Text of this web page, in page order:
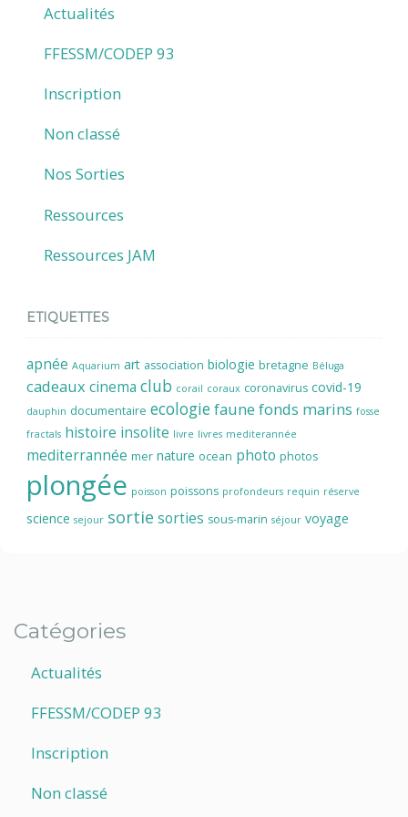
Actualités
FFESSM/CODEP 93
Inscription
Non classé
Nos Sorties
Ressources
Ressources JAM
ETIQUETTES
apnée Aquarium art association biologie bretagne Béluga
cadeaux cinema club corail coraux coronavirus covid-19
dauphin documentaire ecologiefaune fonds marins fosse
fractals histoire insolite livre livres mediterannée
mediterrannée mer nature ocean photo photos
plongée poisson poissons profondeurs requin réserve
science sejour sortie sorties sous-marin séjour voyage
Catégories
Actualités
FFESSM/CODEP 93
Inscription
Non classé